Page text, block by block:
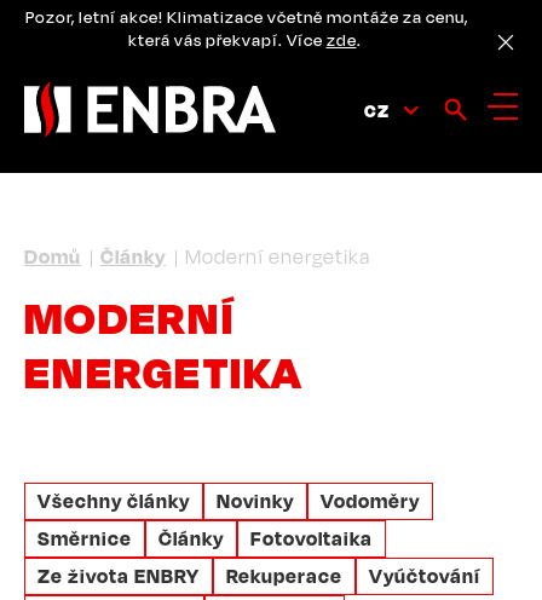
PřejítPozor, letní akce! Klimatizace včetně montáže za cenu,
která vás překvapí. Více zde.
CZ
DROBEČKOVÁ
NAVIGACE
Domů Články Moderní energetika
MODERNÍ
ENERGETIKA
Všechny články Novinky
Vodoměry
Směrnice
Články
Fotovoltaika
Ze života ENBRY
Rekuperace
Vyúčtování